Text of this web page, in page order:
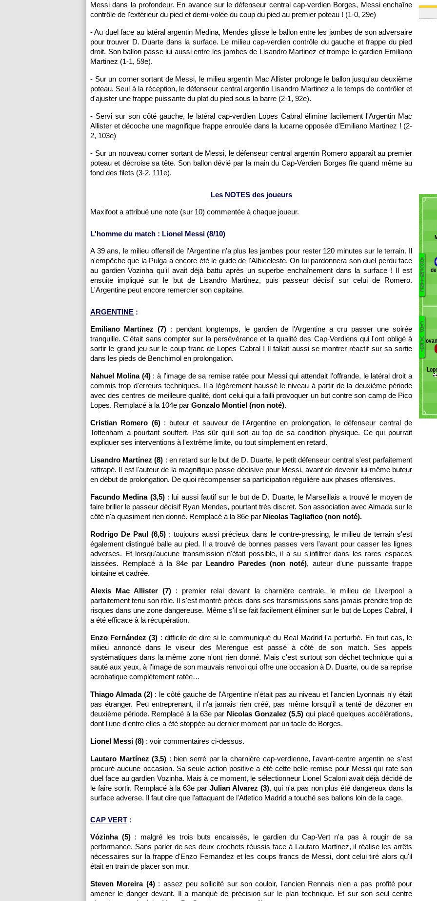
Messi dans la profondeur. En avance sur le défenseur central cap-verdien Borges, Messi enchaîne
contrôle de l'extérieur du pied et demi-volée du coup du pied au premier poteau ! (1-0, 29e)
- Au duel face au latéral argentin Medina, Mendes glisse le ballon entre les jambes de son adversaire
pour trouver D. Duarte dans la surface. Le milieu cap-verdien contrôle du gauche et frappe du pied
droit. Son ballon passe lui aussi entre les jambes de Lisandro Martinez et trompe le gardien Emiliano
Martinez (1-1, 59e).
- Sur un corner sortant de Messi, le milieu argentin Mac Allister prolonge le ballon jusqu'au deuxième
poteau. Seul à la réception, le défenseur central argentin Lisandro Martinez a le temps de contrôler et
d'ajuster une frappe puissante du plat du pied sous la barre (2-1, 92e).
- Servi sur son côté gauche, le latéral cap-verdien Lopes Cabral élimine facilement l'Argentin Mac
Allister et décoche une magnifique frappe enroulée dans la lucarne opposée d'Emiliano Martinez ! (2-
2, 103e)
- Sur un nouveau corner sortant de Messi, le défenseur central argentin Romero apparaît au premier
poteau et décroise sa tête. Son ballon dévié par la main du Cap-Verdien Borges file quand même au
fond des filets (3-2, 111e).
Les NOTES des joueurs
Maxifoot a attribué une note (sur 10) commentée à chaque joueur.
L'homme du match : Lionel Messi (8/10)
A 39 ans, le milieu offensif de l'Argentine n'a plus les jambes pour rester 120 minutes sur le terrain. Il
n'empêche que la Pulga a encore été le guide de l'Albiceleste. On lui pardonnera son duel perdu face
au gardien Vozinha qu'il avait déjà battu après un superbe enchaînement dans la surface ! Il est
ensuite impliqué sur le but de Lisandro Martinez, puis passeur décisif sur celui de Romero.
L'Argentine peut encore remercier son capitaine.
ARGENTINE :
Emiliano Martínez (7): pendant longtemps, le gardien de l'Argentine a cru passer une soirée
tranquille. C'était sans compter sur la persévérance et la qualité des Cap-Verdiens qui l'ont obligé à
sortir le grand jeu sur le coup franc de Lopes Cabral ! Il fallait aussi se montrer réactif sur sa sortie
dans les pieds de Benchimol en prolongation.
Nahuel Molina (4): à l'image de sa remise ratée pour Messi qui attendait l'offrande, le latéral droit a
commis trop d'erreurs techniques. Il a légèrement haussé le niveau à partir de la deuxième période
avec des centres de meilleure qualité, dont celui qui a failli provoquer un but contre son camp de Pico
Lopes. Remplacé à la 104e par Gonzalo Montiel (non noté).
Cristian Romero (6): buteur et sauveur de l'Argentine en prolongation, le défenseur central de
Tottenham a pourtant souffert. Pas sûr qu'il soit au top de sa condition physique. Ce qui pourrait
expliquer ses interventions à l'extrême limite, ou tout simplement en retard.
Lisandro Martínez (8) : en retard sur le but de D. Duarte, le petit défenseur central s'est parfaitement
rattrapé. Il est l'auteur de la magnifique passe décisive pour Messi, avant de devenir lui-même buteur
en début de prolongation. De quoi récompenser sa participation régulière aux phases offensives.
Facundo Medina (3,5): lui aussi fautif sur le but de D. Duarte, le Marseillais a trouvé le moyen de
faire briller le passeur décisif Ryan Mendes, pourtant très discret. Son association avec Almada sur le
côté n'a quasiment rien donné. Remplacé à la 86e par Nicolas Tagliafico (non noté).
Rodrigo De Paul (6,5) : toujours aussi précieux dans le contre-pressing, le milieu de terrain s'est
également distingué balle au pied. Il a trouvé de bonnes passes vers l'avant pour casser les lignes
adverses. Et lorsqu'aucune transmission n'était possible, il a su s'infiltrer dans les rares espaces
laissées. Remplacé à la 84e par Leandro Paredes (non noté), auteur d'une puissante frappe
lointaine et cadrée.
Alexis Mac Allister (7) : premier relai devant la charnière centrale, le milieu de Liverpool a
parfaitement tenu son rôle. Il s'est montré précis dans ses transmissions sans jamais prendre trop de
risques dans une zone dangereuse. Même s'il se fait facilement éliminer sur le but de Lopes Cabral, il
a été efficace à la récupération.
Enzo Fernández (3) : difficile de dire si le communiqué du Real Madrid l'a perturbé. En tout cas, le
milieu annoncé dans le viseur des Merengue est passé à côté de son match. Ses appels
systématiques dans la même zone n'ont rien donné. Mais c'est surtout son déchet technique qui a
sauté aux yeux, à l'image de son mauvais renvoi qui offre une occasion à D. Duarte, ou de sa reprise
acrobatique complètement ratée…
Thiago Almada (2): le côté gauche de l'Argentine n'était pas au niveau et l'ancien Lyonnais n'y était
pas étranger. Peu entreprenant, il n'a jamais rien créé, pas même lorsqu'il a tenté de dézoner en
deuxième période. Remplacé à la 63e par Nicolas Gonzalez (5,5) qui placé quelques accélérations,
dont l'une d'entre elles a été stoppée au dernier moment par un tacle de Borges.
Lionel Messi (8) : voir commentaires ci-dessus.
Lautaro Martínez (3,5) : bien serré par la charnière cap-verdienne, l'avant-centre argentin ne s'est
procuré aucune occasion. Sa seule action positive a été cette belle remise pour Messi qui rate son
duel face au gardien Vozinha. Mais à ce moment, le sélectionneur Lionel Scaloni avait déjà décidé de
le faire sortir. Remplacé à la 63e parJulian Alvarez (3), qui n'a pas non plus été dangereux dans la
surface adverse. Il faut dire que l'attaquant de l'Atletico Madrid a touché ses ballons loin de la cage.
CAP VERT :
Vózinha (5) : malgré les trois buts encaissés, le gardien du Cap-Vert n'a pas à rougir de sa
performance. Sans parler de ses deux crochets réussis face à Lautaro Martinez, il réalise les arrêts
nécessaires sur la frappe d'Enzo Fernandez et les coups francs de Messi, dont celui tiré alors qu'il
était en train de placer son mur.
Steven Moreira (4): assez peu sollicité sur son couloir, l'ancien Rennais n'en a pas profité pour
amener le danger devant. Il a manqué de précision sur le plan technique. Et sur son seul centre
16h04
06/08
A
R
G
E
N
T
I
N
E
C
A
P
V
E
R
T